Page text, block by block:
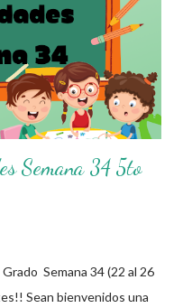
que nosotros solo
didácticos e informativos.
👇👇👇 Planeacion 5to
Semana 34 5to
Semana 34 (22 al 26
Sean bienvenidos una